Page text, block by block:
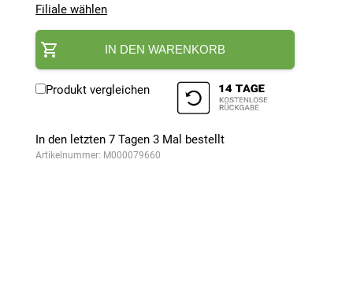
Filiale wählen
IN DEN WARENKORB
Produkt vergleichen
In den letzten 7 Tagen3 Mal bestellt
Artikelnummer: M000079660